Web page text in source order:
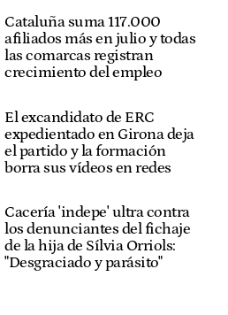
Cataluña suma 117.000
afiliados más en julio y todas
las comarcas registran
crecimiento del empleo
El excandidato de ERC
expedientado en Girona deja
el partido y la formación
borra sus vídeos en redes
Cacería 'indepe' ultra contra
los denunciantes del fichaje
de la hija de Sílvia Orriols:
"Desgraciado y parásito"